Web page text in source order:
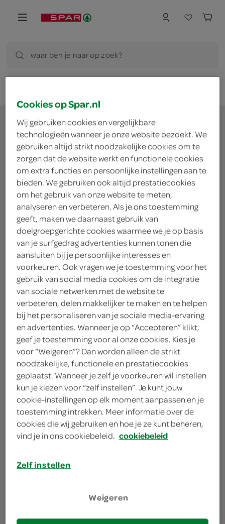
waar ben je naar op zoek?
waar doe jij je
boodschappen?
Je bestelt de boodschappen bij de lokale SPAR in
jouw buurt. Het assortiment varieert per SPAR
winkel, daarom willen we graag weten waar jij je
boodschappen doet.
kies je winkel
Volg SPAR op twitter
Volg SPAR op facebook
Volg SPAR op instagram
Cookies op Spar.nl
Wij gebruiken cookies en vergelijkbare
technologieën wanneer je onze website bezoekt. We
gebruiken altijd strikt noodzakelijke cookies om te
zorgen dat de website werkt en functionele cookies
om extra functies en persoonlijke instellingen aan te
bieden. We gebruiken ook altijd prestatiecookies
om het gebruik van onze website te meten,
analyseren en verbeteren. Als je ons toestemming
geeft, maken we daarnaast gebruik van
doelgroepgerichte cookies waarmee we je op basis
van je surfgedrag advertenties kunnen tonen die
aansluiten bij je persoonlijke interesses en
voorkeuren. Ook vragen we je toestemming voor het
gebruik van social media cookies om de integratie
van sociale netwerken met de website te
verbeteren, delen makkelijker te maken en te helpen
bij het personaliseren van je sociale media-ervaring
en advertenties. Wanneer je op “Accepteren” klikt,
geef je toestemming voor al onze cookies. Kies je
voor “Weigeren”? Dan worden alleen de strikt
noodzakelijke, functionele en prestatiecookies
geplaatst. Wanneer je zelf je voorkeuren wil instellen
kun je kiezen voor “zelf instellen”. Je kunt jouw
cookie-instellingen op elk moment aanpassen en je
toestemming intrekken. Meer informatie over de
cookies die wij gebruiken en hoe je ze kunt beheren,
vind je in ons cookiebeleid. cookiebeleid
Zelf instellen
Weigeren